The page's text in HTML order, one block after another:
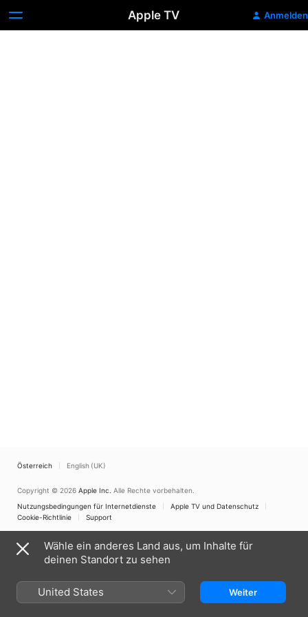
Apple TV Anmelden
Österreich English (UK)
Copyright © 2026 Apple Inc. Alle Rechte vorbehalten.
Nutzungsbedingungen für Internetdienste
Apple TV und Datenschutz
Cookie-Richtlinie
Support
Wähle ein anderes Land aus, um Inhalte für
deinen Standort zu sehen
United States Weiter